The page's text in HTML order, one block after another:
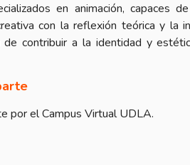
en animación, capaces
con la reflexión teórica y la
contribuir a la identidad y
por el Campus Virtual UDLA.